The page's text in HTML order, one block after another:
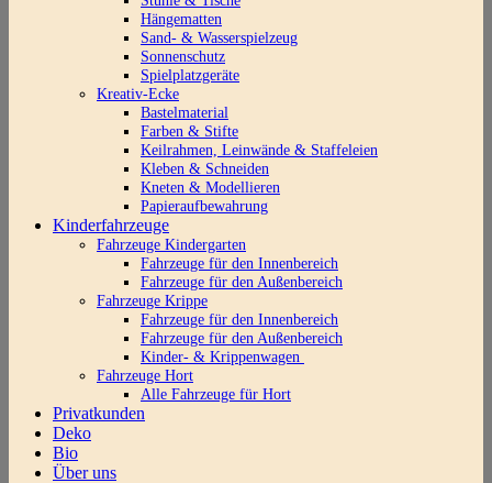
Hängematten
Sand- & Wasserspielzeug
Sonnenschutz
Spielplatzgeräte
Kreativ-Ecke
Bastelmaterial
Farben & Stifte
Keilrahmen, Leinwände & Staffeleien
Kleben & Schneiden
Kneten & Modellieren
Papieraufbewahrung
Kinderfahrzeuge
Fahrzeuge Kindergarten
Fahrzeuge für den Innenbereich
Fahrzeuge für den Außenbereich
Fahrzeuge Krippe
Fahrzeuge für den Innenbereich
Fahrzeuge für den Außenbereich
Kinder- & Krippenwagen
Fahrzeuge Hort
Alle Fahrzeuge für Hort
Privatkunden
Deko
Bio
Über uns